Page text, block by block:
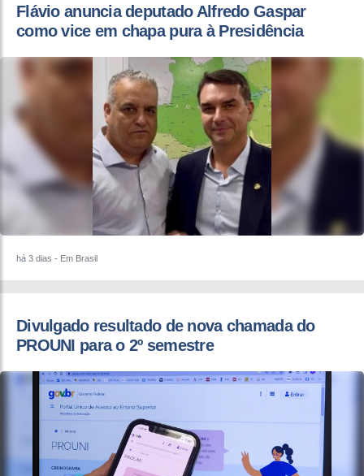
Flávio anuncia deputado Alfredo Gaspar
como vice em chapa pura à Presidência
há 3 dias - Em Brasil
Divulgado resultado de nova chamada do
PROUNI para o 2º semestre